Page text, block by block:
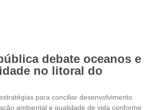
debate oceanos e
no litoral do
para conciliar desenvolvimento
ambiental e qualidade de vida conforme